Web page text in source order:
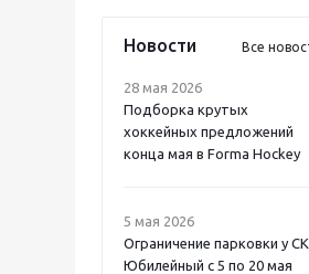
Новости Все
28 мая 2026
Подборка крутых
хоккейных предложений
конца мая в Forma Hockey
5 мая 2026
Ограничение парковки у СК
Юбилейный с 5 по 20 мая